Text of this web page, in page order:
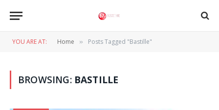
YOU ARE AT: Home » Posts Tagged "Bastille"
BROWSING: BASTILLE